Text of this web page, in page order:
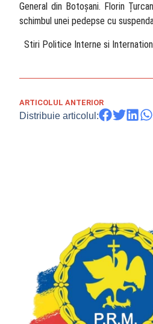
General din Botoșani. Florin
schimbul unei pedepse cu
Stiri Politice Interne si
ARTICOLUL ANTERIOR
Distribuie articolul: